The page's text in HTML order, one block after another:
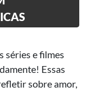
séries e filmes
Essas
sobre amor,